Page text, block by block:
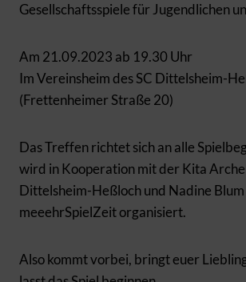
Gesellschaftsspiele für Jugendlichen
Am 21.09.2023 ab 19.30 Uhr
Im Vereinsheim des SC Dittelsheim-
(Frettenheimer Straße 20)
Das Treffen richtet sich an alle
wird in Kooperation mit der Kita Arche
Dittelsheim-Heßloch und Nadine
meeehrSpielZeit organisiert.
Also kommt vorbei, bringt euer